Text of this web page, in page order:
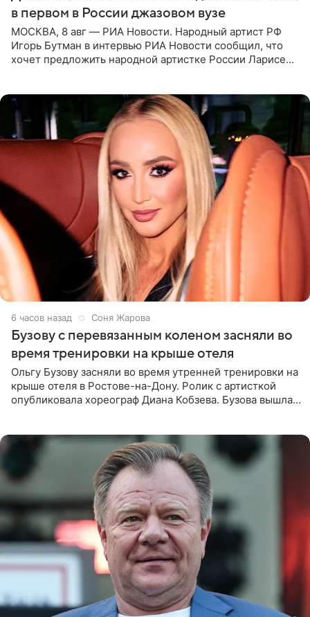
в первом в России джазовом вузе
МОСКВА, 8 авг — РИА Новости. Народный артист РФ
Игорь Бутман в интервью РИА Новости сообщил, что
хочет предложить народной артистке России Ларисе
6 часов назад Соня Жарова
Бузову с перевязанным коленом засняли во
время тренировки на крыше отеля
Ольгу Бузову засняли во время утренней тренировки на
крыше отеля в Ростове-на-Дону. Ролик с артисткой
опубликовала хореограф Диана Кобзева. Бузова вышла